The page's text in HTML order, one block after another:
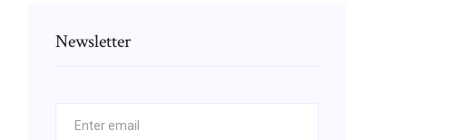
Newsletter